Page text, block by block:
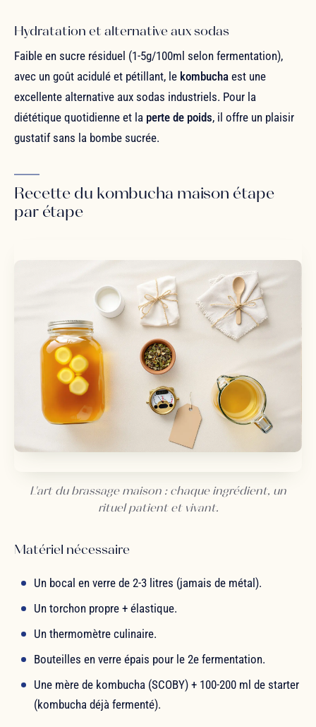
Hydratation et alternative aux sodas
Faible en sucre résiduel (1-5g/100ml selon fermentation),
avec un goût acidulé et pétillant, le kombucha est une
excellente alternative aux sodas industriels. Pour la
diététique quotidienne et la perte de poids, il offre un plaisir
gustatif sans la bombe sucrée.
Recette du kombucha maison étape
par étape
L'art du brassage maison : chaque ingrédient, un
rituel patient et vivant.
Matériel nécessaire
Un bocal en verre de 2-3 litres (jamais de métal).
Un torchon propre + élastique.
Un thermomètre culinaire.
Bouteilles en verre épais pour le 2e fermentation.
Une mère de kombucha (SCOBY) + 100-200 ml de starter
(kombucha déjà fermenté).